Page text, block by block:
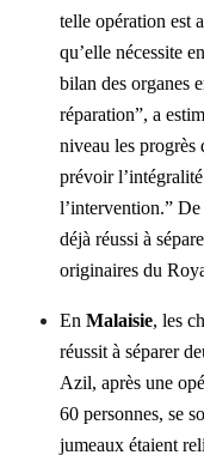
telle opération est
qu’elle nécessite
bilan des organes
réparation”, a
niveau les progrès
prévoir
l’intervention.” De
déjà réussi à
originaires du
En Malaisie, les
réussit à séparer
Azil, après une
60 personnes, se
jumeaux étaient